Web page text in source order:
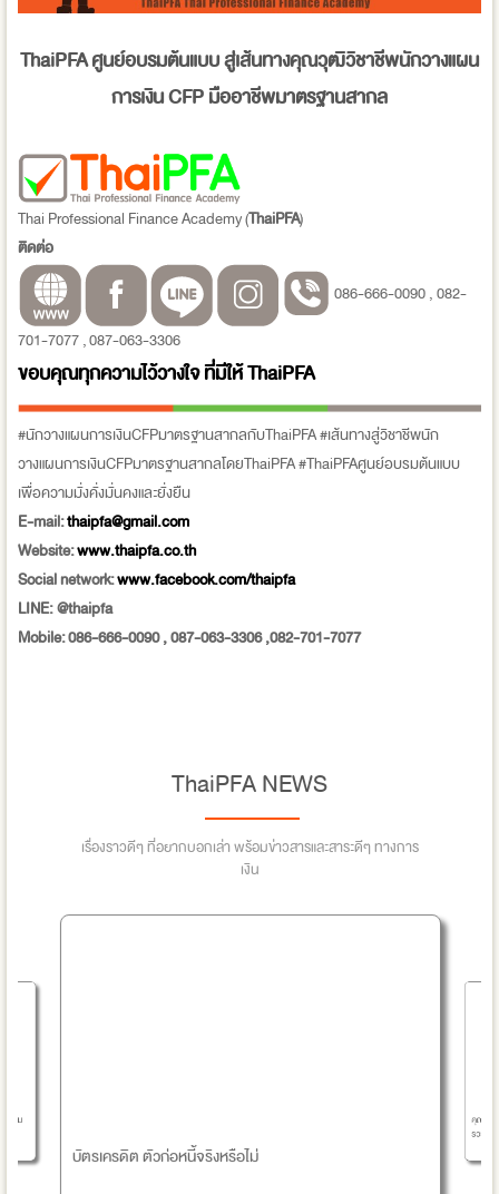
ThaiPFAศูนย์อบรมต้นแบบ สู่เส้นทางคุณวุฒิวิชาชีพนักวางแผน
การเงินCFPมืออาชีพมาตรฐานสากล
Thai Professional Finance Academy (ThaiPFA)
ติดต่อ
086-666-0090 , 082-
701-7077 , 087-063-3306
ขอบคุณทุกความไว้วางใจ ที่มีให้ThaiPFA
#นักวางแผนการเงินCFPมาตรฐานสากลกับThaiPFA #เส้นทางสู่วิชาชีพนัก
วางแผนการเงินCFPมาตรฐานสากลโดยThaiPFA #ThaiPFAศูนย์อบรมต้นแบบ
เพื่อความมั่งคั่งมั่นคงและยั่งยืน
E-mail:thaipfa@gmail.com
Website:www.thaipfa.co.th
Social network:www.facebook.com/thaipfa
LINE: @thaipfa
Mobile: 086-666-0090 , 087-063-3306 ,082-701-7077
ThaiPFA NEWS
เรื่องราวดีๆ ที่อยากบอกเล่า พร้อมข่าวสารและสาระดีๆ ทางการ
เงิน
บัตรเครดิต ตัวก่อหนี้จริงหรือไม่
คุณนฤมล บุญสนอ